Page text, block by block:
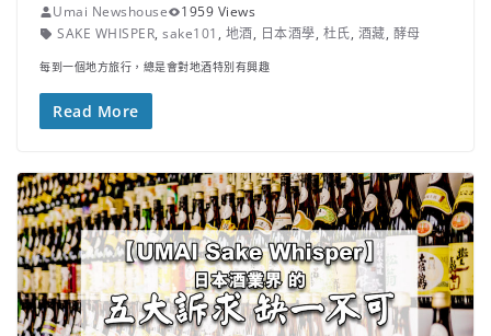
Umai Newshouse
1959 Views
SAKE WHISPER, sake101 , 地酒, 日本酒學, 杜氏, 酒藏, 酵母
每到一個地方旅行，總是會對地酒特別有興趣
Read More